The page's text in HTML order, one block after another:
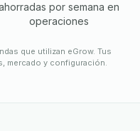
por semana en
operaciones
que utilizan eGrow. Tus
mercado y configuración.